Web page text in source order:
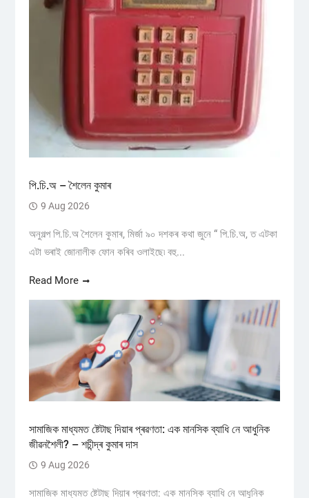
পি.চি.অ – শৈলেন কুমাৰ
9 Aug 2026
অনুগল্প পি.চি.অ শৈলেন কুমাৰ, মিৰ্জা ৯০ দশকৰ কথা জুনে “ পি.চি.অ, ত এটকা
এটা ভৰাই জোনালীক ফোন কৰিব ওলাইছে৷ বহু...
Read More
সামাজিক মাধ্যমত ষ্টেটাছ দিয়াৰ প্ৰৱণতা: এক মানসিক ব্যাধি নে আধুনিক
জীৱনশৈলী? – শচীন্দ্ৰ কুমাৰ দাস
9 Aug 2026
সামাজিক মাধ্যমত ষ্টেটাছ দিয়াৰ প্ৰৱণতা: এক মানসিক ব্যাধি নে আধুনিক